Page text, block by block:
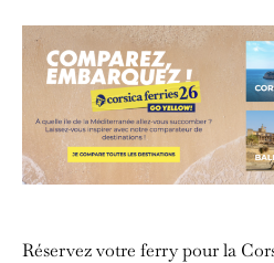
Réservez votre ferry pour la